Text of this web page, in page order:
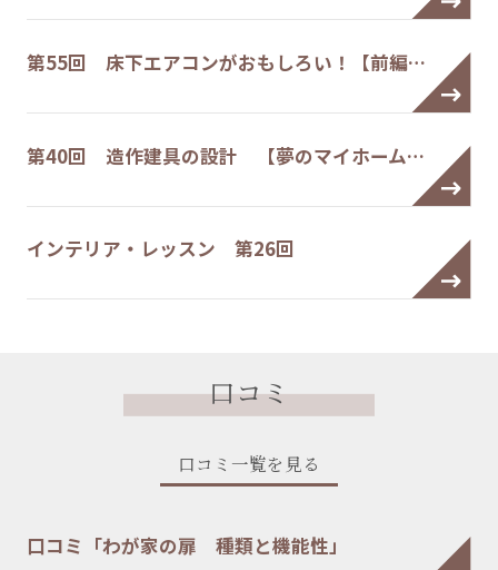
第55回 床下エアコンがおもしろい！【前編…
第40回 造作建具の設計 【夢のマイホーム…
インテリア・レッスン 第26回
口コミ
口コミ一覧を見る
口コミ「わが家の扉 種類と機能性」